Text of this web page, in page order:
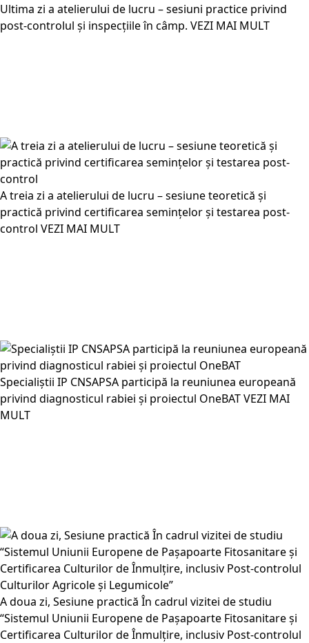
Ultima zi a atelierului de lucru – sesiuni practice privind
post-controlul și inspecțiile în câmp. VEZI MAI MULT
A treia zi a atelierului de lucru – sesiune teoretică și
practică privind certificarea semințelor și testarea post-
control VEZI MAI MULT
Specialiștii IP CNSAPSA participă la reuniunea europeană
privind diagnosticul rabiei și proiectul OneBATVEZI MAI
MULT
A doua zi, Sesiune practică În cadrul vizitei de studiu
“Sistemul Uniunii Europene de Pașapoarte Fitosanitare și
Certificarea Culturilor de Înmulțire, inclusiv Post-controlul